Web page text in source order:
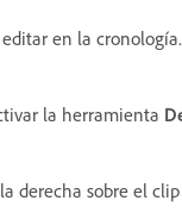
en la cronología.
la herramienta
derecha sobre el